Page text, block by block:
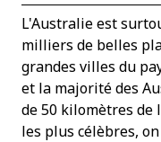
L'Australie est
milliers de belles
grandes villes du
et la majorité des
de 50 kilomètres de
les plus célèbres,